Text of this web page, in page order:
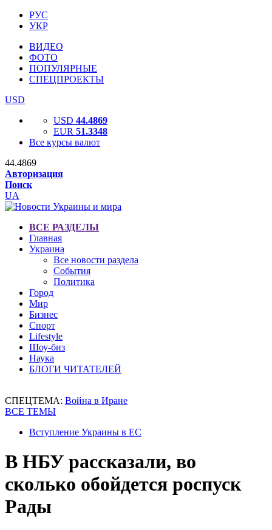
РУС
УКР
ВИДЕО
ФОТО
ПОПУЛЯРНЫЕ
СПЕЦПРОЕКТЫ
USD
USD 44.4869
EUR 51.3348
Все курсы валют
44.4869
Авторизация
Поиск
UA
ВСЕ РАЗДЕЛЫ
Главная
Украина
Все новости раздела
События
Политика
Город
Мир
Бизнес
Спорт
Lifestyle
Шоу-биз
Наука
БЛОГИ ЧИТАТЕЛЕЙ
СПЕЦТЕМА: Война в Иране
ВСЕ ТЕМЫ
Вступление Украины в ЕС
В НБУ рассказали, во
сколько обойдется роспуск
Рады